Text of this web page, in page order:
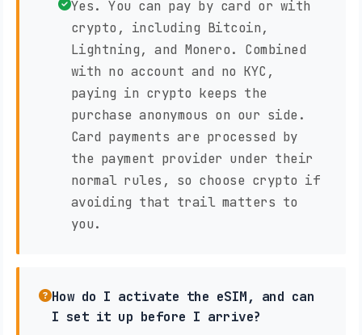
Yes. You can pay by card or with
crypto, including Bitcoin,
Lightning, and Monero. Combined
with no account and no KYC,
paying in crypto keeps the
purchase anonymous on our side.
Card payments are processed by
the payment provider under their
normal rules, so choose crypto if
avoiding that trail matters to
you.
How do I activate the eSIM, and can
I set it up before I arrive?